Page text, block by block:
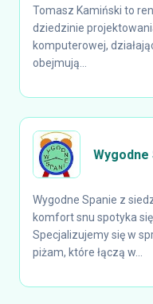
Tomasz Kamiński to
dziedzinie
komputerowej,
obejmują...
Wygodne
Wygodne Spanie z
komfort snu spotyka
Specjalizujemy się w
piżam, które łączą w...